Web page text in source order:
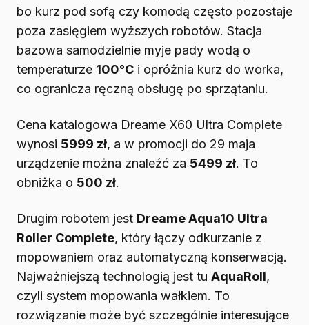
bo kurz pod sofą czy komodą często pozostaje
poza zasięgiem wyższych robotów. Stacja
bazowa samodzielnie myje pady wodą o
temperaturze 100°C i opróżnia kurz do worka,
co ogranicza ręczną obsługę po sprzątaniu.
Cena katalogowa Dreame X60 Ultra Complete
wynosi 5999 zł, a w promocji do 29 maja
urządzenie można znaleźć za 5499 zł. To
obniżka o 500 zł.
Drugim robotem jest Dreame Aqua10 Ultra
Roller Complete, który łączy odkurzanie z
mopowaniem oraz automatyczną konserwacją.
Najważniejszą technologią jest tu AquaRoll,
czyli system mopowania wałkiem. To
rozwiązanie może być szczególnie interesujące